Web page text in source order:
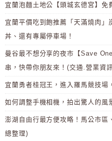
宜蘭泡麵土地公【頭城玄德宮】免
宜蘭平價吃到飽推薦「天滿燒肉
丼、還有專屬停車場！
曼谷最不想分享的夜市【Save
串，快帶你朋友來！(交通.營業資
宜蘭勇者桂冠王，進入羅馬競技場
如何調整手機相機，拍出驚人的風
澎湖自由行最方便攻略！馬公市區
總整理)